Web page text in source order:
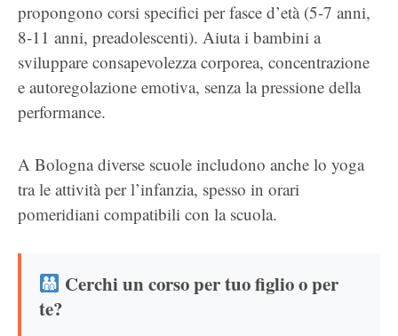
propongono corsi specifici per fasce d’età (5-7 anni,
8-11 anni, preadolescenti). Aiuta i bambini a
sviluppare consapevolezza corporea, concentrazione
e autoregolazione emotiva, senza la pressione della
performance.
A Bologna diverse scuole includono anche lo yoga
tra le attività per l’infanzia, spesso in orari
pomeridiani compatibili con la scuola.
Cerchi un corso per tuo figlio o per
te?